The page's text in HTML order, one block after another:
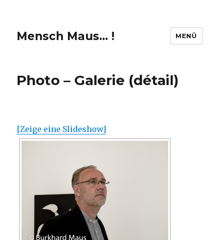
Mensch Maus… ! MENÜ
Photo – Galerie (détail)
[Zeige eine Slideshow]